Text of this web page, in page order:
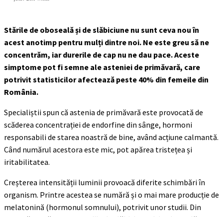
Stările de oboseală și de slăbiciune nu sunt ceva nou în
acest anotimp pentru mulți dintre noi. Ne este greu să ne
concentrăm, iar durerile de cap nu ne dau pace. Aceste
simptome pot fi semne ale asteniei de primăvară, care
potrivit statisticilor afectează peste 40% din femeile din
România.
Specialiștii spun că astenia de primăvară este provocată de
scăderea concentrației de endorfine din sânge, hormoni
responsabili de starea noastră de bine, având acțiune calmantă.
Când numărul acestora este mic, pot apărea tristețea și
iritabilitatea.
Creșterea intensității luminii provoacă diferite schimbări în
organism. Printre acestea se numără și o mai mare producție de
melatonină (hormonul somnului), potrivit unor studii. Din